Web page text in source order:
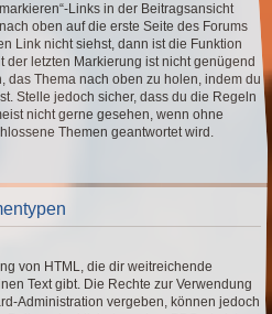
Links in der Beitragsansicht
oben auf die erste Seite des Forums
Link nicht siehst, dann ist die Funktion
letzten Markierung ist nicht genügend
das Thema nach oben zu holen, indem du
Stelle jedoch sicher, dass du die Regeln
nicht gerne gesehen, wenn ohne
Themen geantwortet wird.
von HTML, die dir weitreichende
Text gibt. Die Rechte zur Verwendung
Administration vergeben, können jedoch